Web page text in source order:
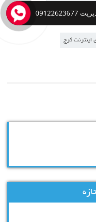
اینترنت کرج